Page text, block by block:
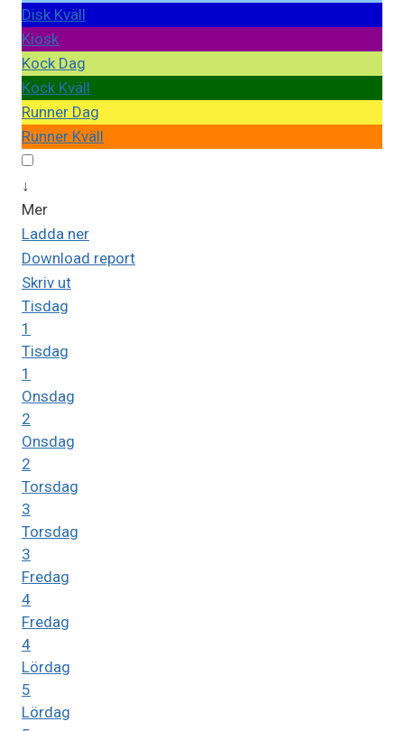
Disk Kväll
Kiosk
Kock Dag
Kock Kväll
Runner Dag
Runner Kväll
↓
Mer
Ladda ner
Download report
Skriv ut
Tisdag
1
Tisdag
1
Onsdag
2
Onsdag
2
Torsdag
3
Torsdag
3
Fredag
4
Fredag
4
Lördag
5
Lördag